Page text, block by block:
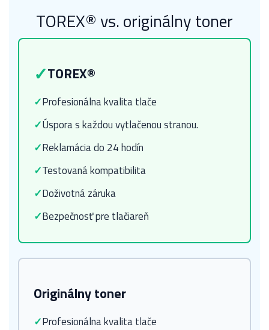
TOREX® vs. originálny toner
✓TOREX®
✓Profesionálna kvalita tlače
✓Úspora s každou vytlačenou stranou.
✓Reklamácia do 24 hodín
✓Testovaná kompatibilita
✓Doživotná záruka
✓Bezpečnosť pre tlačiareň
Originálny toner
✓Profesionálna kvalita tlače